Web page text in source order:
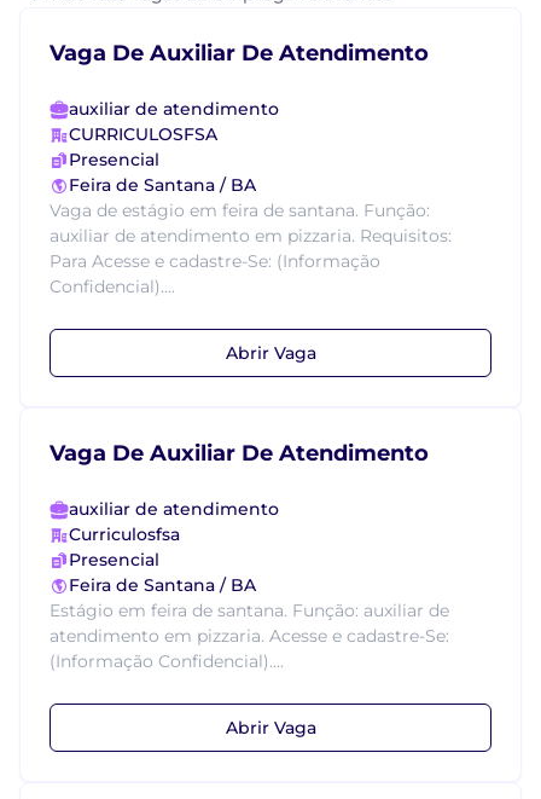
Vaga De Auxiliar De Atendimento
auxiliar de atendimento
CURRICULOSFSA
Presencial
Feira de Santana / BA
Vaga de estágio em feira de santana. Função:
auxiliar de atendimento em pizzaria. Requisitos:
Para Acesse e cadastre-Se: (Informação
Confidencial)....
Abrir Vaga
Vaga De Auxiliar De Atendimento
auxiliar de atendimento
Curriculosfsa
Presencial
Feira de Santana / BA
Estágio em feira de santana. Função: auxiliar de
atendimento em pizzaria. Acesse e cadastre-Se:
(Informação Confidencial)....
Abrir Vaga